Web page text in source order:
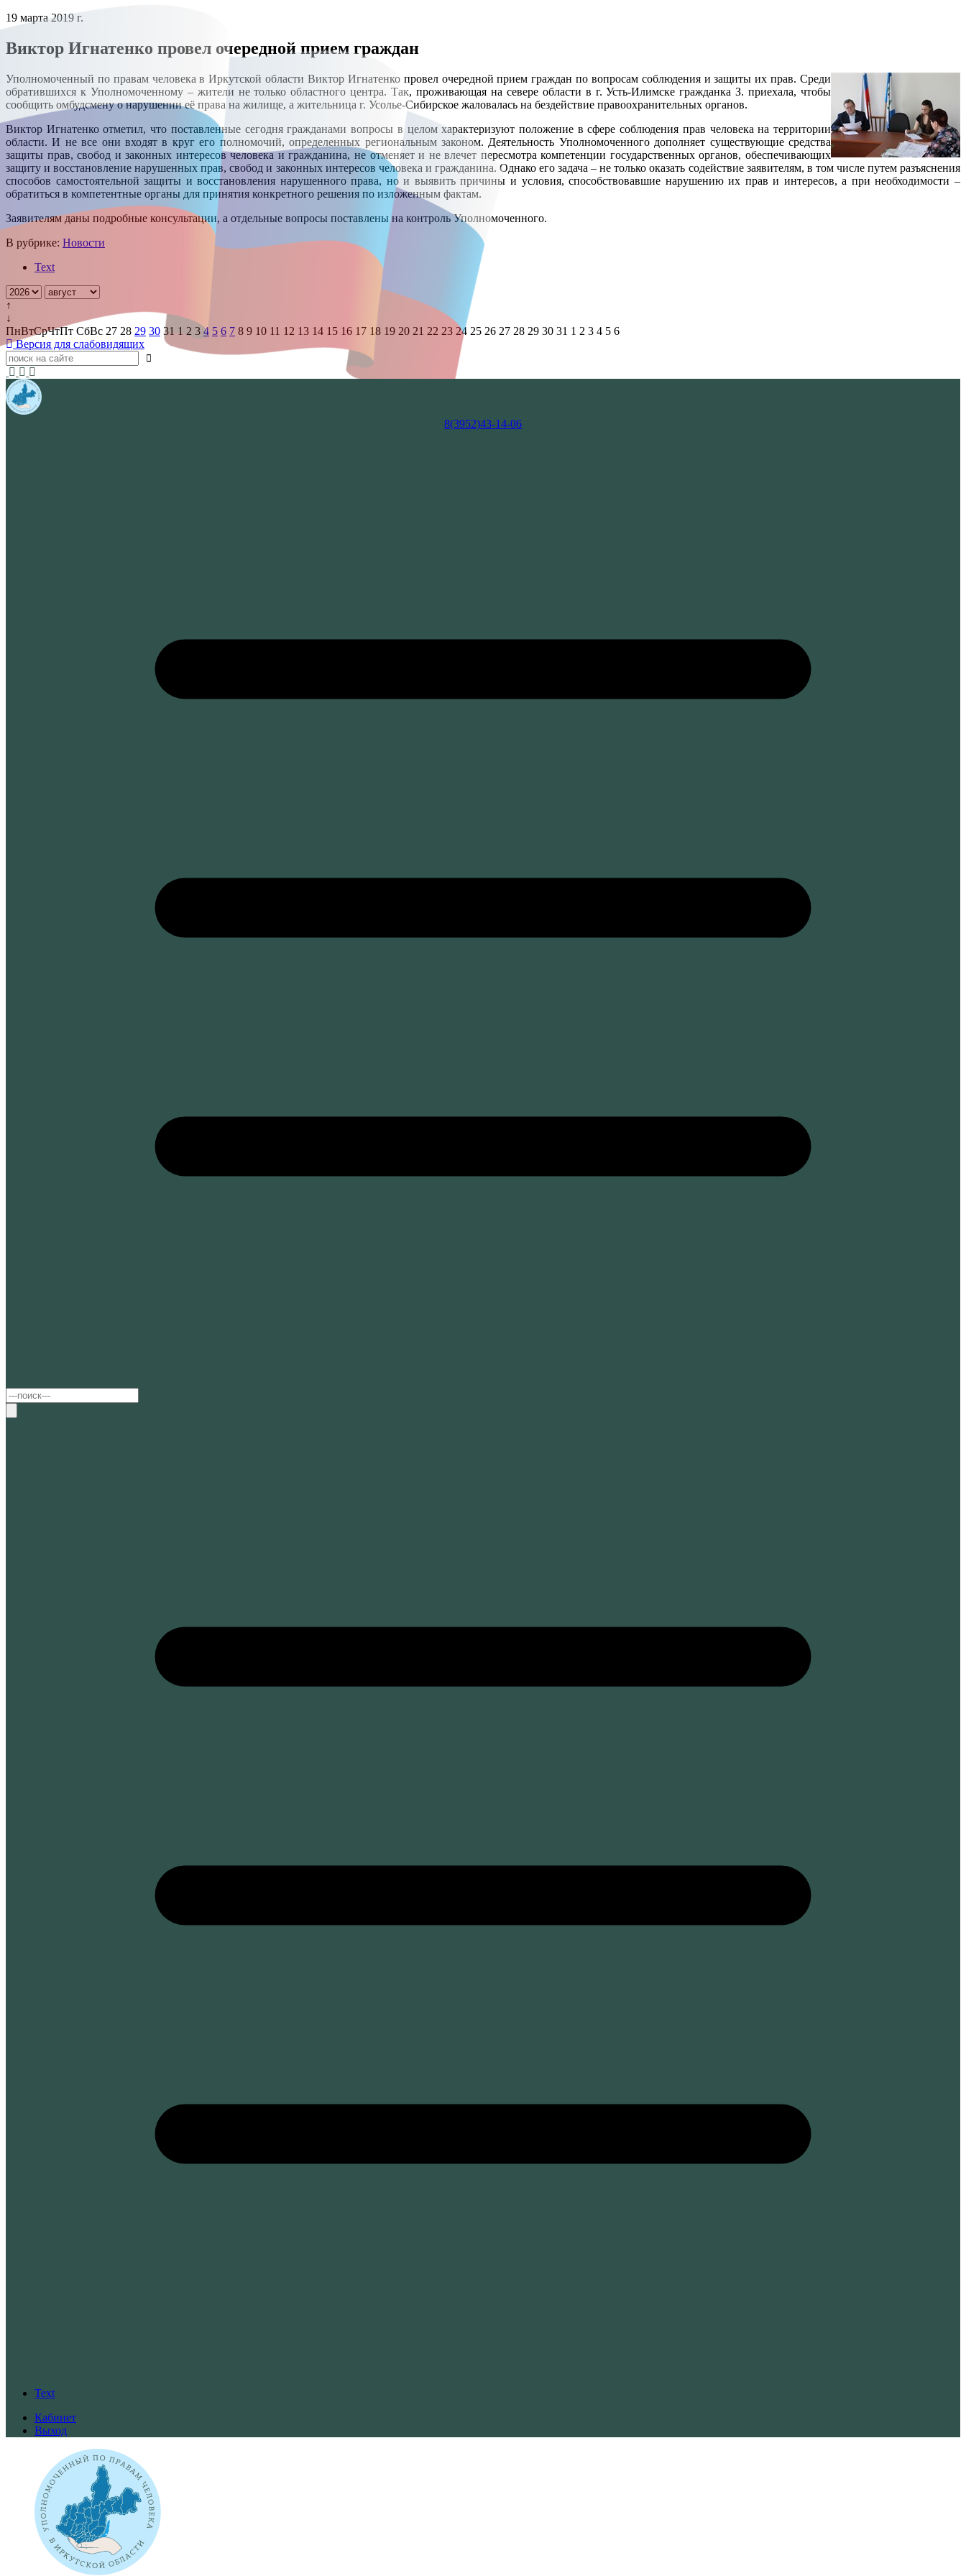
19 марта 2019 г.
Виктор Игнатенко провел очередной прием граждан
Уполномоченный по правам человека в Иркутской области Виктор Игнатенко провел очередной прием граждан по вопросам соблюдения и защиты их прав. Среди
обратившихся к Уполномоченному – жители не только областного центра. Так, проживающая на севере области в г. Усть-Илимске гражданка З. приехала, чтобы
сообщить омбудсмену о нарушении её права на жилище, а жительница г. Усолье-Сибирское жаловалась на бездействие правоохранительных органов.
Виктор Игнатенко отметил, что поставленные сегодня гражданами вопросы в целом характеризуют положение в сфере соблюдения прав человека на территории
области. И не все они входят в круг его полномочий, определенных региональным законом. Деятельность Уполномоченного дополняет существующие средства
защиты прав, свобод и законных интересов человека и гражданина, не отменяет и не влечет пересмотра компетенции государственных органов, обеспечивающих
защиту и восстановление нарушенных прав, свобод и законных интересов человека и гражданина. Однако его задача – не только оказать содействие заявителям, в том числе путем разъяснения
способов самостоятельной защиты и восстановления нарушенного права, но и выявить причины и условия, способствовавшие нарушению их прав и интересов, а при необходимости –
обратиться в компетентные органы для принятия конкретного решения по изложенным фактам.
Заявителям даны подробные консультации, а отдельные вопросы поставлены на контроль Уполномоченного.
В рубрике: Новости
Text
↑
↓
ПнВтСрЧтПт СбВс 27 28 29 30 31 1 2 3 4 5 6 7 8 9 10 11 12 13 14 15 16 17 18 19 20 21 22 23 24 25 26 27 28 29 30 31 1 2 3 4 5 6
Версия для слабовидящих
8(3952)43-14-06
Text
Кабинет
Выход